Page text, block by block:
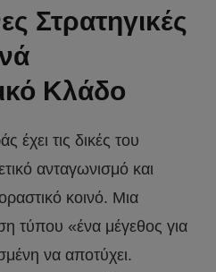
Στρατηγικές
Κλάδο
έχει τις δικές του
ανταγωνισμό και
κοινό. Μια
τύπου «ένα μέγεθος για
να αποτύχει.